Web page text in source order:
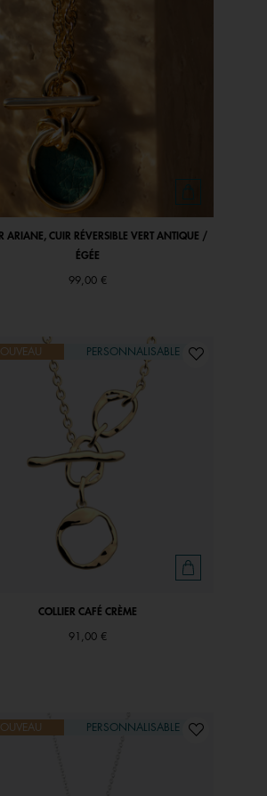
ARIANE, CUIR RÉVERSIBLE VERT ANTIQUE /
ÉGÉE
99,00 €
PERSONNALISABLE
COLLIER CAFÉ CRÈME
91,00 €
PERSONNALISABLE